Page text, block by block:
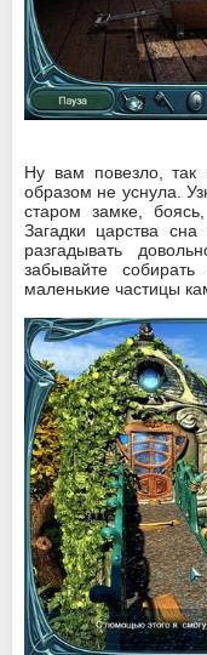
Ну вам повезло, так
образом не уснула.
старом замке,
Загадки царства
разгадывать
забывайте
маленькие частицы